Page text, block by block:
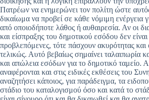
Πατρέων να ενημερώνει τον πολίτη ώστε
δικαίωμα να προβεί σε κάθε νόμιμη ενέργεια
από οποιοδήποτε λάθος ή αυθαιρεσία. Αν οι
και είσπραξης του δημοτικού εσόδου δεν
προβλεπόμενες, τότε πάσχουν ακυρότητας και
τελικώς. Αυτό βεβαίως σημαίνει ταλαιπωρία
και απώλεια εσόδων για το δημοτικό ταμείο.
αναφέρονται και στις ειδικές εκθέσεις του
αναζητήσει κάποιος, για παράδειγμα, τα
στάδιο του καταλογισμού όσο και κατά το